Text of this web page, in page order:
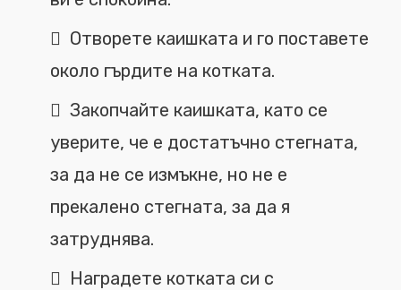
Отворете каишката и го поставете
около гърдите на котката.
Закопчайте каишката, като се
уверите, че е достатъчно стегната,
за да не се измъкне, но не е
прекалено стегната, за да я
затруднява.
Наградете котката си с